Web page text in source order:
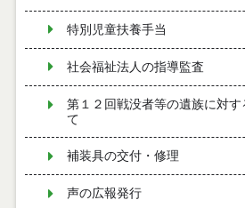
特別児童扶養手当
社会福祉法人の指導監査
第１２回戦没者等の遺族に対
て
補装具の交付・修理
声の広報発行